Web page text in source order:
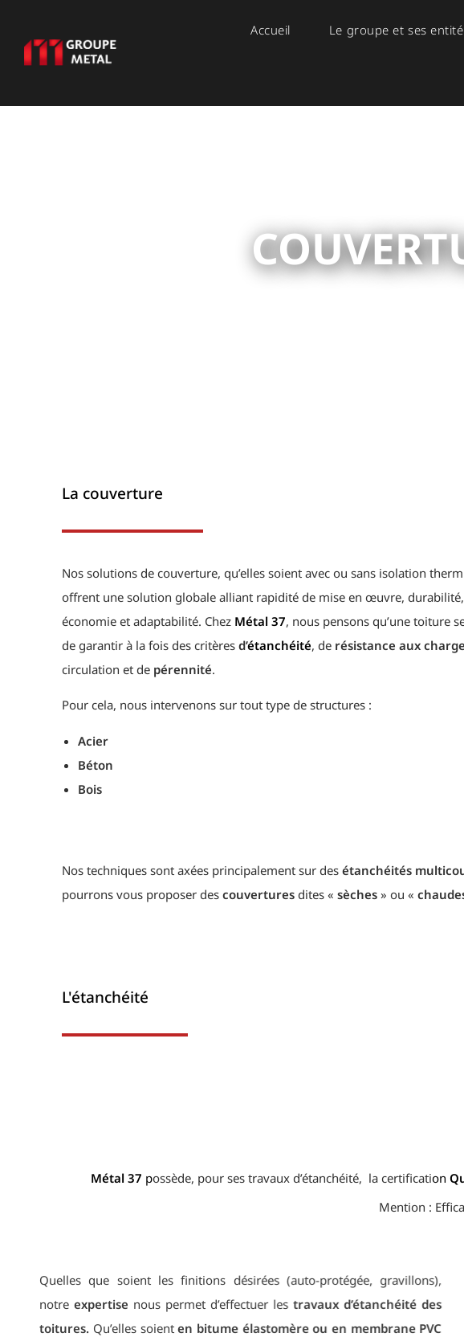
Accueil Le groupe et ses
La couverture
Nos solutions de couverture, qu’elles soient avec ou sans isolation
offrent une solution globale alliant rapidité de mise en œuvre, durabilité,
économie et adaptabilité. Chez Métal 37, nous pensons qu’une toiture
de garantir à la fois des critèresd’étanchéité, de résistance aux
circulation et de pérennité.
Pour cela, nous intervenons sur tout type de structures :
Acier
Béton
Bois
Nos techniques sont axées principalement sur desétanchéités
pourrons vous proposer descouvertures dites «sèches » ou «
L'étanchéité
Métal 37 possède, pour ses travaux d’étanchéité, la certification
Mention :
Quelles que soient les finitions désirées (auto-protégée, gravillons),
notreexpertisenous permet d’effectuer lestravaux d’étanchéité des
toitures.Qu’elles soient en bitume élastomère ou en membrane PVC